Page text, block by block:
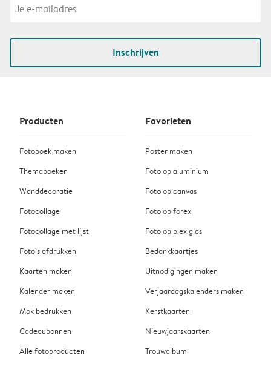
Inschrijven
Producten
Fotoboek maken
Themaboeken
Wanddecoratie
Fotocollage
Fotocollage met lijst
Foto’s afdrukken
Kaarten maken
Kalender maken
Mok bedrukken
Cadeaubonnen
Alle fotoproducten
Favorieten
Poster maken
Foto op aluminium
Foto op canvas
Foto op forex
Foto op plexiglas
Bedankkaartjes
Uitnodigingen maken
Verjaardagskalenders maken
Kerstkaarten
Nieuwjaarskaarten
Trouwalbum